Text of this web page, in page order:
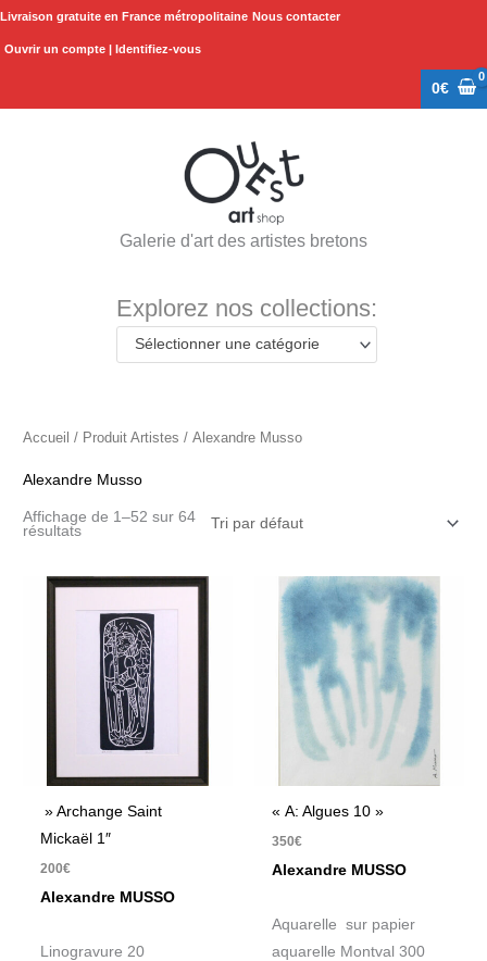
Aller
Livraison gratuite en France métropolitaine Nous contacter
Ouvrir un compte | Identifiez-vous
0€
Galerie d'art des artistes bretons
Explorez nos collections:
Sélectionner une catégorie
Accueil / Produit Artistes / Alexandre Musso
Alexandre Musso
Affichage de 1–52 sur 64
résultats
» Archange Saint
Mickaël 1″
200€
Alexandre MUSSO
Linogravure 20
« A: Algues 10 »
350€
Alexandre MUSSO
Aquarelle sur papier
aquarelle Montval 300